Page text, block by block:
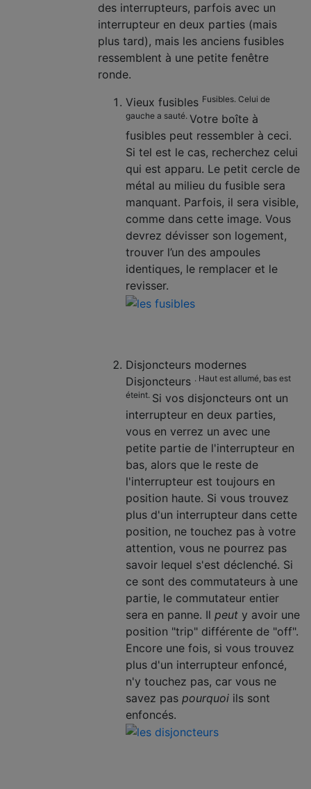
des interrupteurs, parfois avec un
interrupteur en deux parties (mais
plus tard), mais les anciens fusibles
ressemblent à une petite fenêtre
ronde.
Vieux fusibles Fusibles. Celui de
gauche a sauté. Votre boîte à
fusibles peut ressembler à ceci.
Si tel est le cas, recherchez celui
qui est apparu. Le petit cercle de
métal au milieu du fusible sera
manquant. Parfois, il sera visible,
comme dans cette image. Vous
devrez dévisser son logement,
trouver l’un des ampoules
identiques, le remplacer et le
revisser.
Disjoncteurs modernes
Disjoncteurs . Haut est allumé, bas est
éteint. Si vos disjoncteurs ont un
interrupteur en deux parties,
vous en verrez un avec une
petite partie de l'interrupteur en
bas, alors que le reste de
l'interrupteur est toujours en
position haute. Si vous trouvez
plus d'un interrupteur dans cette
position, ne touchez pas à votre
attention, vous ne pourrez pas
savoir lequel s'est déclenché. Si
ce sont des commutateurs à une
partie, le commutateur entier
sera en panne. Il peut y avoir une
position "trip" différente de "off".
Encore une fois, si vous trouvez
plus d'un interrupteur enfoncé,
n'y touchez pas, car vous ne
savez pas pourquoi ils sont
enfoncés.